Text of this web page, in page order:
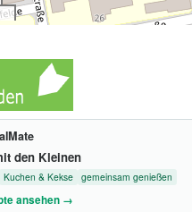
den Kleinen
Kuchen & Kekse gemeinsam genießen
ansehen →